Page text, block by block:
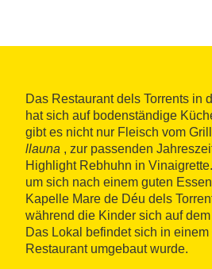
Das Restaurant dels Torrents in
hat sich auf bodenständige
gibt es nicht nur Fleisch vom
llauna , zur passenden
Highlight Rebhuhn in
um sich nach einem guten
Kapelle Mare de Déu dels
während die Kinder sich auf
Das Lokal befindet sich in
Restaurant umgebaut wurde.